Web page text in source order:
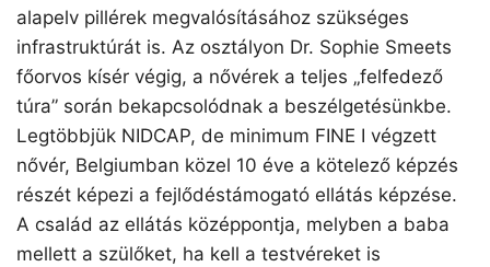
alapelv pillérek megvalósításához szükséges
infrastruktúrát is. Az osztályon Dr. Sophie Smeets
főorvos kísér végig, a nővérek a teljes „felfedező
túra” során bekapcsolódnak a beszélgetésünkbe.
Legtöbbjük NIDCAP, de minimum FINE I végzett
nővér, Belgiumban közel 10 éve a kötelező képzés
részét képezi a fejlődéstámogató ellátás képzése.
A család az ellátás középpontja, melyben a baba
mellett a szülőket, ha kell a testvéreket is